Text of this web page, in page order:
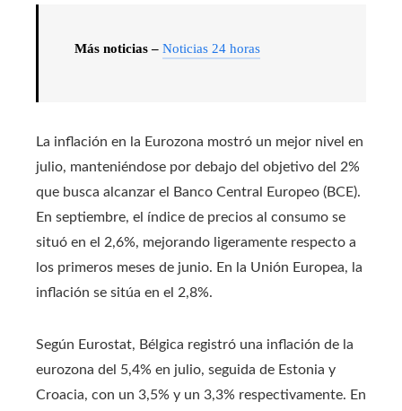
Más noticias – Noticias 24 horas
La inflación en la Eurozona mostró un mejor nivel en
julio, manteniéndose por debajo del objetivo del 2%
que busca alcanzar el Banco Central Europeo (BCE).
En septiembre, el índice de precios al consumo se
situó en el 2,6%, mejorando ligeramente respecto a
los primeros meses de junio. En la Unión Europea, la
inflación se sitúa en el 2,8%.
Según Eurostat, Bélgica registró una inflación de la
eurozona del 5,4% en julio, seguida de Estonia y
Croacia, con un 3,5% y un 3,3% respectivamente. En